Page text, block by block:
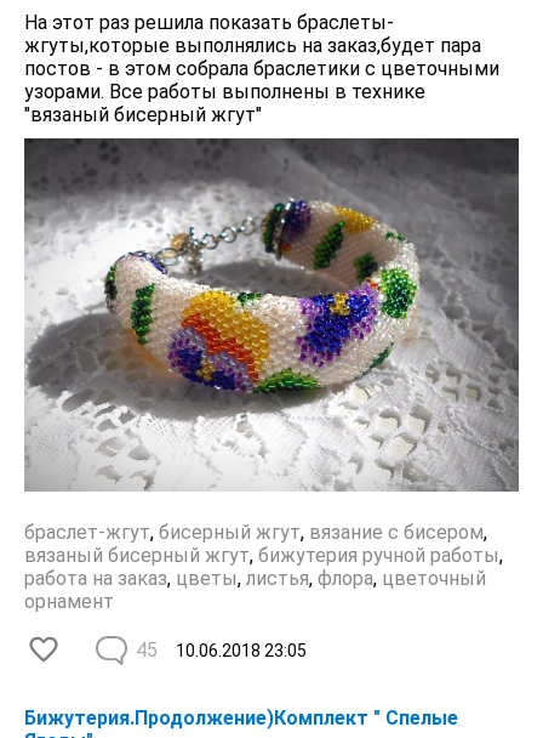
На этот раз решила показать браслеты-
жгуты,которые выполнялись на заказ,будет пара
постов - в этом собрала браслетики с цветочными
узорами. Все работы выполнены в технике
"вязаный бисерный жгут"
браслет-жгут, бисерный жгут, вязание с бисером,
вязаный бисерный жгут, бижутерия ручной работы,
работа на заказ, цветы, листья, флора, цветочный
орнамент
10.06.2018 23:05
45
Бижутерия.Продолжение)Комплект " Спелые